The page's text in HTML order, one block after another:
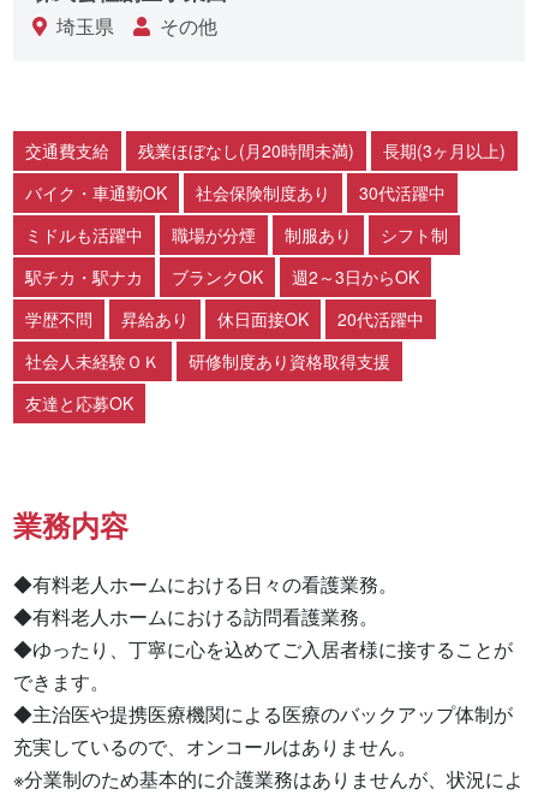
埼玉県 その他
交通費支給 残業ほぼなし(月20時間未満)
長期(3ヶ月以上)
バイク・車通勤OK
社会保険制度あり
30代活躍中
ミドルも活躍中
職場が分煙 制服あり
シフト制
駅チカ・駅ナカ
ブランクOK
週2～3日からOK
学歴不問
昇給あり 休日面接OK
20代活躍中
社会人未経験ＯＫ
研修制度あり資格取得支援
友達と応募OK
業務内容
◆有料老人ホームにおける日々の看護業務。
◆有料老人ホームにおける訪問看護業務。
◆ゆったり、丁寧に心を込めてご入居者様に接することが
できます。
◆主治医や提携医療機関による医療のバックアップ体制が
充実しているので、オンコールはありません。
※分業制のため基本的に介護業務はありませんが、状況によ